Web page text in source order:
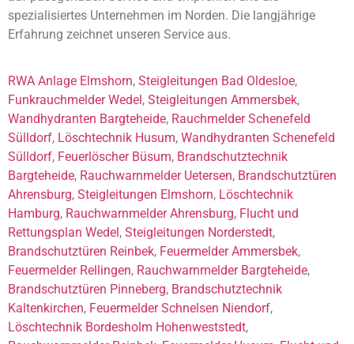
spezialisiertes Unternehmen im Norden. Die langjährige
Erfahrung zeichnet unseren Service aus.
RWA Anlage Elmshorn, Steigleitungen Bad Oldesloe,
Funkrauchmelder Wedel, Steigleitungen Ammersbek,
Wandhydranten Bargteheide, Rauchmelder Schenefeld
Sülldorf, Löschtechnik Husum, Wandhydranten Schenefeld
Sülldorf, Feuerlöscher Büsum, Brandschutztechnik
Bargteheide, Rauchwarnmelder Uetersen, Brandschutztüren
Ahrensburg, Steigleitungen Elmshorn, Löschtechnik
Hamburg, Rauchwarnmelder Ahrensburg, Flucht und
Rettungsplan Wedel, Steigleitungen Norderstedt,
Brandschutztüren Reinbek, Feuermelder Ammersbek,
Feuermelder Rellingen, Rauchwarnmelder Bargteheide,
Brandschutztüren Pinneberg, Brandschutztechnik
Kaltenkirchen, Feuermelder Schnelsen Niendorf,
Löschtechnik Bordesholm Hohenweststedt,